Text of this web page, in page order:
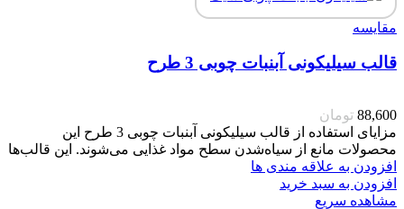
مقایسه
قالب سیلیکونی آبنبات چوبی 3 طرح
88,600 تومان
مزایای استفاده از قالب سیلیکونی آبنبات چوبی 3 طرح این
محصولات مانع از سیاه‌شدن سطح مواد غذایی می‌شوند. این قالب‌ها
افزودن به علاقه مندی ها
افزودن به سبد خرید
مشاهده سریع